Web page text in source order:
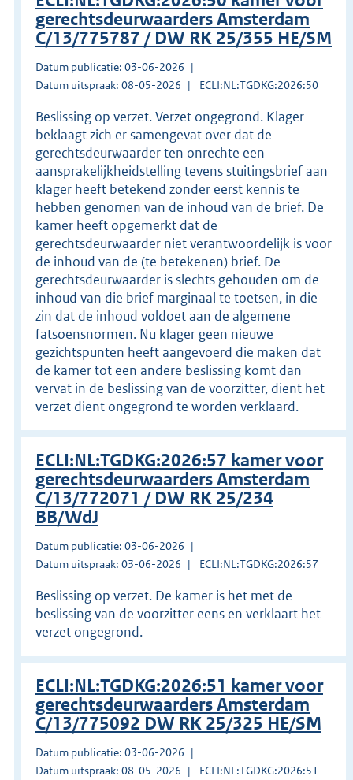
gerechtsdeurwaarders Amsterdam
C/13/775787 / DW RK 25/355 HE/SM
Datum publicatie: 03-06-2026
Datum uitspraak: 08-05-2026
ECLI:NL:TGDKG:2026:50
Beslissing op verzet. Verzet ongegrond. Klager
beklaagt zich er samengevat over dat de
gerechtsdeurwaarder ten onrechte een
aansprakelijkheidstelling tevens stuitingsbrief aan
klager heeft betekend zonder eerst kennis te
hebben genomen van de inhoud van de brief. De
kamer heeft opgemerkt dat de
gerechtsdeurwaarder niet verantwoordelijk is voor
de inhoud van de (te betekenen) brief. De
gerechtsdeurwaarder is slechts gehouden om de
inhoud van die brief marginaal te toetsen, in die
zin dat de inhoud voldoet aan de algemene
fatsoensnormen. Nu klager geen nieuwe
gezichtspunten heeft aangevoerd die maken dat
de kamer tot een andere beslissing komt dan
vervat in de beslissing van de voorzitter, dient het
verzet dient ongegrond te worden verklaard.
ECLI:NL:TGDKG:2026:57 kamer voor
gerechtsdeurwaarders Amsterdam
C/13/772071 / DW RK 25/234
BB/WdJ
Datum publicatie: 03-06-2026
Datum uitspraak: 03-06-2026
ECLI:NL:TGDKG:2026:57
Beslissing op verzet. De kamer is het met de
beslissing van de voorzitter eens en verklaart het
verzet ongegrond.
ECLI:NL:TGDKG:2026:51 kamer voor
gerechtsdeurwaarders Amsterdam
C/13/775092 DW RK 25/325 HE/SM
Datum publicatie: 03-06-2026
Datum uitspraak: 08-05-2026
ECLI:NL:TGDKG:2026:51